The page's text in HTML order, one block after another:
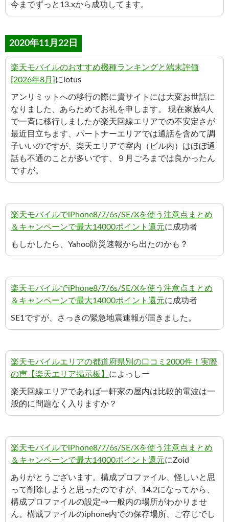
今までずっと13.xから成功してます。
2020年11月22日
楽天モバイルのおすすめ機種ランキングと端末評価
[2026年8月] にlotus
アンリミットへの移行の際に貴サイトには大変お世話に
なりました、あらためてお礼を申します。 現在家族4人
で一斉に移行しましたが楽天回線エリアでの不安定さが
最近目立ちます、パートナーエリアでは通話を含めて調
子いいのですが、楽天エリアで室内（ビル内）はほぼ通
話も不通のことが多いです、９月ごろまでは良かったん
ですが。
楽天モバイルでiPhone8/7/6s/SE/Xを使う注意点まとめ
＆キャンペーンで最大14000ポイント還元に成功者
もしかしたら、Yahoo防災速報から出たのかも？
楽天モバイルでiPhone8/7/6s/SE/Xを使う注意点まとめ
＆キャンペーンで最大14000ポイント還元に成功者
SE1ですが、さっきの緊急地震速報が届きました。
楽天モバイルエリアの都道府県別の口コミ2000件！実際
の声【楽天エリア掲示板】 によっしー
楽天回線エリアであれば一軒家の屋内は比較的電波は一
般的に問題なく入りますか？
楽天モバイルでiPhone8/7/6s/SE/Xを使う注意点まとめ
＆キャンペーンで最大14000ポイント還元にZoid
ありがとうございます。構成プロファイル、怪しいと思
って削除しようと思ったのですが、14.2になってから、
構成プロファイルの設定→一般内の場所がわかりませ
ん。構成ファイルのiphone内での保存場所、ご存じでし